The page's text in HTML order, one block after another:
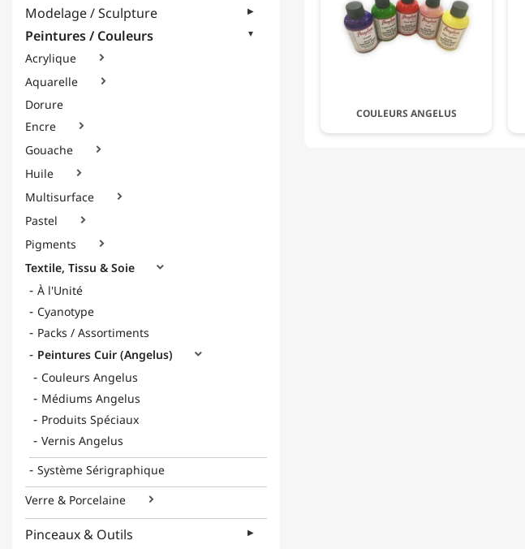
Modelage / Sculpture
Peintures / Couleurs
Acrylique 
Aquarelle 
Dorure
Encre

Gouache 
Huile 
Multisurface 
Pastel 
Pigments 
Textile, Tissu & Soie 
À l'Unité
Cyanotype
Packs / Assortiments
Peintures Cuir (Angelus)

Couleurs Angelus
Médiums Angelus
Produits Spéciaux
Vernis Angelus
Système Sérigraphique
Verre & Porcelaine

Pinceaux & Outils
COULEURS ANGELUS